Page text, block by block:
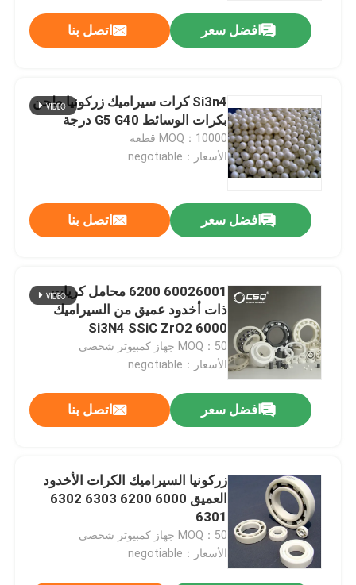
منزل
منتجات
افضل سعر اتصل بنا
Si3n4 كرات سيراميك زركونيا طحن
بكرات الوسائط G5 G40 درجة
MOQ：10000 قطعة
الأسعار：negotiable
افضل سعر اتصل بنا
60026001 6200 محامل كريات
ذات أخدود عميق من السيراميك
6000 Si3N4 SSiC ZrO2
MOQ：50 جهاز كمبيوتر شخصى
الأسعار：negotiable
افضل سعر اتصل بنا
زركونيا السيراميك الكرات الأخدود
العميق 6000 6200 6303 6302
6301
MOQ：50 جهاز كمبيوتر شخصى
الأسعار：negotiable